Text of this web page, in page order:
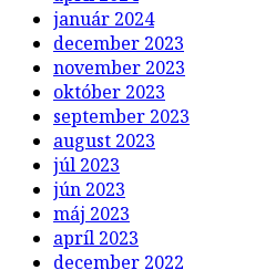
január 2024
december 2023
november 2023
október 2023
september 2023
august 2023
júl 2023
jún 2023
máj 2023
apríl 2023
december 2022